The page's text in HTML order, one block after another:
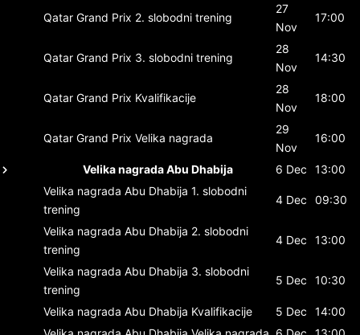
Qatar Grand Prix 2. slobodni trening
27
Nov
17:00
Qatar Grand Prix 3. slobodni trening
28
Nov
14:30
Qatar Grand Prix Kvalifikacije
28
Nov
18:00
Qatar Grand Prix Velika nagrada
29
Nov
16:00
Velika nagrada Abu Dhabija 6 Dec
13:00
Velika nagrada Abu Dhabija 1. slobodni
trening
4 Dec 09:30
Velika nagrada Abu Dhabija 2. slobodni
trening
4 Dec 13:00
Velika nagrada Abu Dhabija 3. slobodni
trening
5 Dec 10:30
Velika nagrada Abu Dhabija Kvalifikacije 5 Dec
14:00